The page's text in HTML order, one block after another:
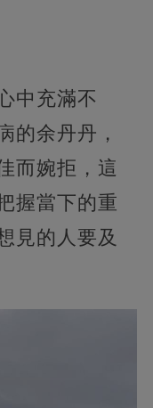
中充滿不
的余丹丹，
而婉拒，這
握當下的重
見的人要及